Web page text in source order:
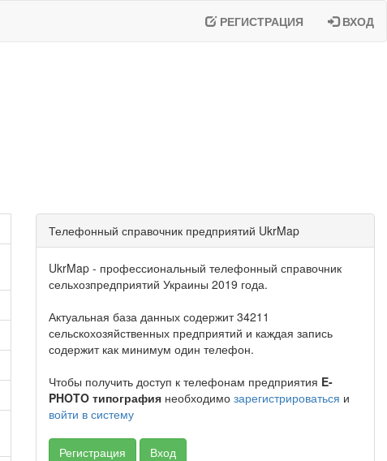
РЕГИСТРАЦИЯ ВХОД
Телефонный справочник предприятий UkrMap
UkrMap - профессиональный телефонный справочник
сельхозпредприятий Украины 2019 года.
Актуальная база данных содержит 34211
сельскохозяйственных предприятий и каждая запись
содержит как минимум один телефон.
Чтобы получить доступ к телефонам предприятия E-
PHOTO типография необходимо зарегистрироваться и
войти в систему
Регистрация Вход